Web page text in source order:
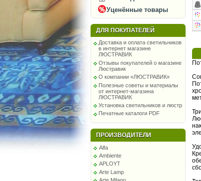
Уценённые товары
ДЛЯ ПОКУПАТЕЛЕЙ
Доставка и оплата светильников
в интернет магазине
ЛЮСТРАВИК
Отзывы покупателей о магазине
Люстравик
О компании «ЛЮСТРАВИК»
Полезные советы и материалы
от интернет-магазина
ЛЮСТРАВИК
Установка светильников и люстр
Печатные каталоги PDF
ПРОИЗВОДИТЕЛИ
Alfa
Ambiente
APLOYT
Arte Lamp